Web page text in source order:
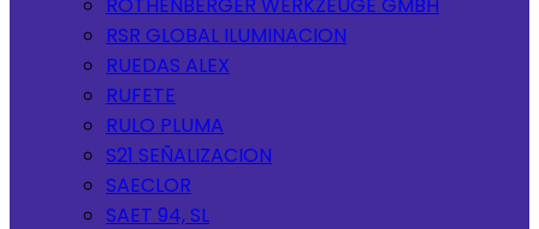
RSR GLOBAL ILUMINACION
RUEDAS ALEX
RUFETE
RULO PLUMA
S21 SEÑALIZACION
SAECLOR
SAET 94, SL